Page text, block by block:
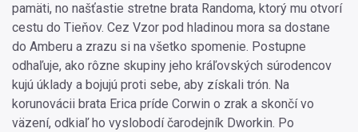
pamäti, no našťastie stretne brata Randoma, ktorý mu otvorí
cestu do Tieňov. Cez Vzor pod hladinou mora sa dostane
do Amberu a zrazu si na všetko spomenie. Postupne
odhaľuje, ako rôzne skupiny jeho kráľovských súrodencov
kujú úklady a bojujú proti sebe, aby získali trón. Na
korunovácii brata Erica príde Corwin o zrak a skončí vo
väzení, odkiaľ ho vyslobodí čarodejník Dworkin. Po